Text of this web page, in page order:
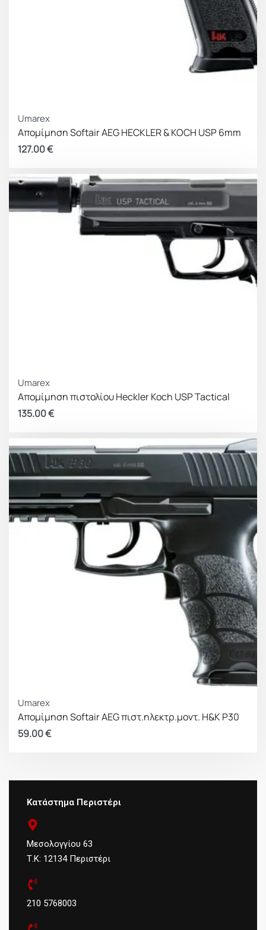
Umarex
Απομίμηση Softair AEG HECKLER & KOCH USP 6mm
127.00€
Umarex
Απομίμηση πιστολίου Heckler Koch USP Tactical
135.00€
Umarex
Απομίμηση Softair AEG πιστ.ηλεκτρ.μοντ. H&K P30
59.00€
Κατάστημα Περιστέρι
Μεσολογγίου 63
Τ.Κ: 12134 Περιστέρι
210 5768003